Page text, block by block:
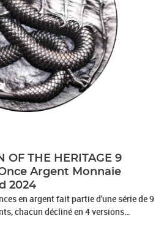
OF THE HERITAGE 9
Argent Monnaie
2024
en argent fait partie d'une série de 9
chacun décliné en 4 versions
: le Dragon Ailé de l'Héritage . Cette